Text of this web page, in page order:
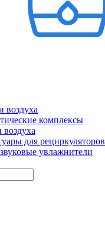
воздуха
комплексы
для рециркуляторов
увлажнители